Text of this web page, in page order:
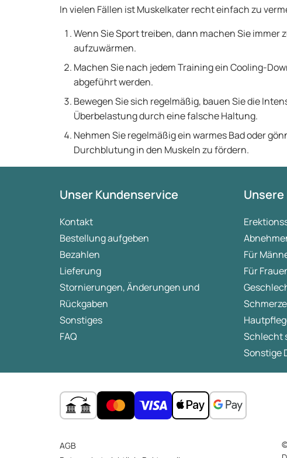
In vielen Fällen ist Muskelkater recht einfach zu
Wenn Sie Sport treiben, dann machen Sie immer
aufzuwärmen.
Machen Sie nach jedem Training ein Cooling-
abgeführt werden.
Bewegen Sie sich regelmäßig, bauen Sie die
Überbelastung durch eine falsche Haltung.
Nehmen Sie regelmäßig ein warmes Bad oder
Durchblutung in den Muskeln zu fördern.
Unser Kundenservice
Kontakt
Bestellung aufgeben
Bezahlen
Lieferung
Stornierungen, Änderungen und
Rückgaben
Sonstiges
FAQ
Für
Für
Schlecht
Sonstige
AGB